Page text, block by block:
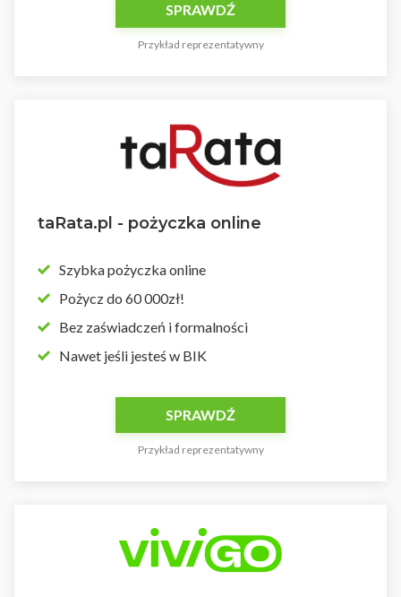
SPRAWDŹ
Przykład reprezentatywny
taRata.pl - pożyczka online
Szybka pożyczka online
Pożycz do 60 000zł!
Bez zaświadczeń i formalności
Nawet jeśli jesteś w BIK
SPRAWDŹ
Przykład reprezentatywny